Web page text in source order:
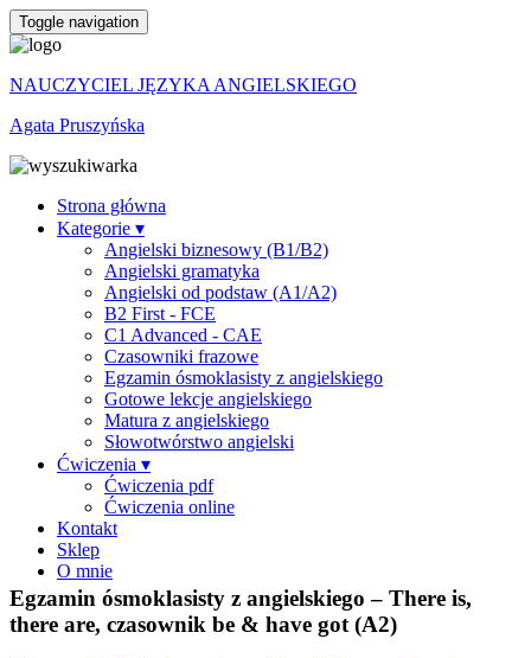
Toggle navigation
NAUCZYCIEL JĘZYKA ANGIELSKIEGO
Agata Pruszyńska
Strona główna
Kategorie ▾
Angielski biznesowy (B1/B2)
Angielski gramatyka
Angielski od podstaw (A1/A2)
B2 First - FCE
C1 Advanced - CAE
Czasowniki frazowe
Egzamin ósmoklasisty z angielskiego
Gotowe lekcje angielskiego
Matura z angielskiego
Słowotwórstwo angielski
Ćwiczenia ▾
Ćwiczenia pdf
Ćwiczenia online
Kontakt
Sklep
O mnie
Egzamin ósmoklasisty z angielskiego – There is,
there are, czasownik be & have got (A2)